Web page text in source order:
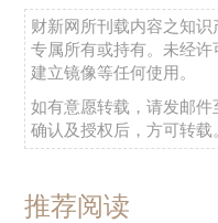
财新网所刊载内容之知
专属所有或持有。未经
建立镜像等任何使用。
如有意愿转载，请发邮件
确认及授权后，方可转载。
推荐阅读